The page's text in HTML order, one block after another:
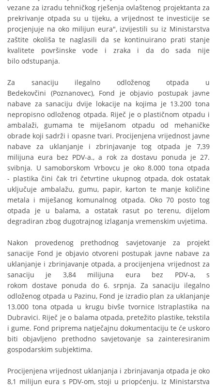
vezane za izradu tehničkog rješenja ovlaštenog projektanta za
prekrivanje otpada su u tijeku, a vrijednost te investicije se
procjenjuje na oko milijun eura", izvijestili su iz Ministarstva
zaštite okoliša te naglasili da se kontinuirano prati stanje
kvalitete površinske vode i zraka i da do sada nije
bilo odstupanja.
Za sanaciju ilegalno odloženog otpada u
Bedekovčini (Poznanovec), Fond je objavio postupak javne
nabave za sanaciju dvije lokacije na kojima je 13.200 tona
nepropisno odloženog otpada. Riječ je o plastičnom otpadu i
ambalaži, gumama te miješanom otpadu od mehaničke
obrade koji sadrži i opasne tvari. Procijenjena vrijednost javne
nabave za uklanjanje i zbrinjavanje tog otpada je 7,39
milijuna eura bez PDV-a., a rok za dostavu ponuda je 27.
svibnja. U samoborskom Vrbovcu je oko 8.000 tona otpada
- plastika čini čak tri četvrtine ukupnog otpada, dok ostatak
uključuje ambalažu, gumu, papir, karton te manje količine
metala i miješanog komunalnog otpada. Oko 70 posto tog
otpada je u balama, a ostatak rasut po terenu, dijelom
degradiran zbog dugotrajnog izlaganja vremenskim uvjetima.
Nakon provedenog prethodnog savjetovanje za projekt
sanacije Fond je objavio otvoreni postupak javne nabave za
uklanjanje i zbrinjavanje otpada, a procijenjena vrijednost za
sanaciju je 3,84 milijuna eura bez PDV-a, s
rokom dostave ponuda do 6. srpnja. Za sanaciju ilegalno
odloženog otpada u Pazinu, Fond je izradio plan za uklanjanje
13.000 tona otpada u krugu bivše tvornice Istraplastika na
Dubravici. Riječ je o balama otpada, pretežito plastike, tekstila
i gume. Fond priprema natječajnu dokumentaciju te će uskoro
biti objavljeno prethodno savjetovanje sa zainteresiranim
gospodarskim subjektima.
Procijenjena vrijednost uklanjanja i zbrinjavanja otpada je oko
8,1 milijun eura s PDV-om, stoji u priopćenju. Iz Ministarstva